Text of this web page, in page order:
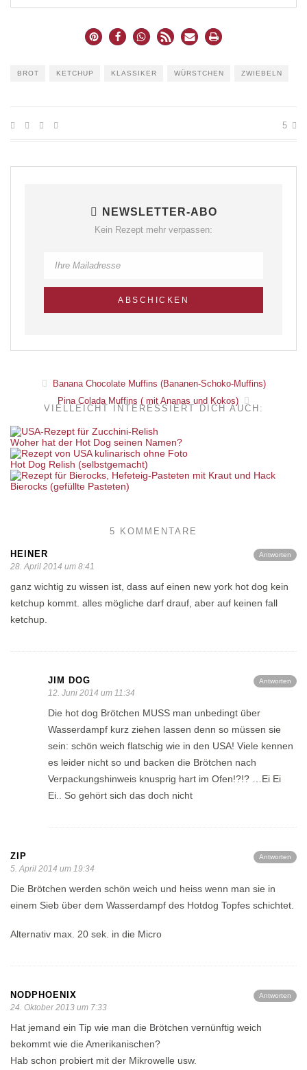
BROT KETCHUP KLASSIKER WÜRSTCHEN ZWIEBELN
5
NEWSLETTER-ABO
Kein Rezept mehr verpassen:
Banana Chocolate Muffins (Bananen-Schoko-Muffins)
Pina Colada Muffins ( mit Ananas und Kokos)
VIELLEICHT INTERESSIERT DICH AUCH:
Woher hat der Hot Dog seinen Namen?
Hot Dog Relish (selbstgemacht)
Bierocks (gefüllte Pasteten)
5 KOMMENTARE
Antworten
HEINER
28. April 2014 um 8:41
ganz wichtig zu wissen ist, dass auf einen new york hot dog kein
ketchup kommt. alles mögliche darf drauf, aber auf keinen fall
ketchup.
Antworten
JIM DOG
12. Juni 2014 um 11:34
Die hot dog Brötchen MUSS man unbedingt über
Wasserdampf kurz ziehen lassen denn so müssen sie
sein: schön weich flatschig wie in den USA! Viele kennen
es leider nicht so und backen die Brötchen nach
Verpackungshinweis knusprig hart im Ofen!?!? …Ei Ei
Ei.. So gehört sich das doch nicht
Antworten
ZIP
5. April 2014 um 19:34
Die Brötchen werden schön weich und heiss wenn man sie in
einem Sieb über dem Wasserdampf des Hotdog Topfes schichtet.
Alternativ max. 20 sek. in die Micro
Antworten
NODPHOENIX
24. Oktober 2013 um 7:33
Hat jemand ein Tip wie man die Brötchen vernünftig weich
bekommt wie die Amerikanischen?
Hab schon probiert mit der Mikrowelle usw.